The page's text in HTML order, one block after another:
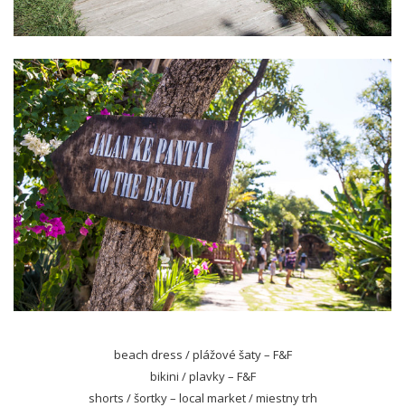
beach dress / plážové šaty – F&F
bikini / plavky – F&F
shorts / šortky – local market / miestny trh